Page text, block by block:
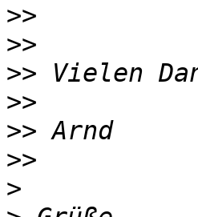
>>
>>
>>
>>
>>
>>
>